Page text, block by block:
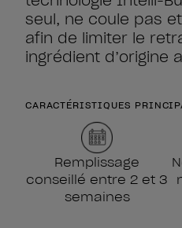
seul, ne coule pas
afin de limiter le
ingrédient d’origine
CARACTÉRISTIQUES
Remplissage
conseillé entre 2 et 3
semaines